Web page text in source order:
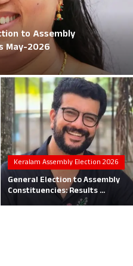
to Assembly
May-2026
Keralam Assembly Election 2026
General Election to Assembly
Constituencies: Results ...